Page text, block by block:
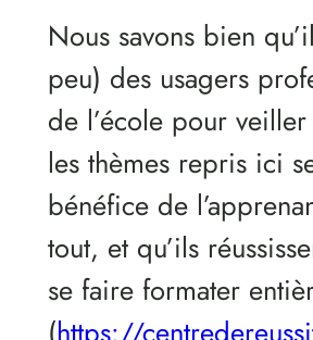
Nous savons bien
peu) des usagers
de l’école pour
les thèmes repris ici
bénéfice de
tout, et qu’ils
se faire formater